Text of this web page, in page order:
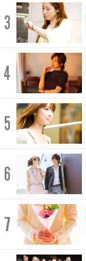
3
4
5
6
7